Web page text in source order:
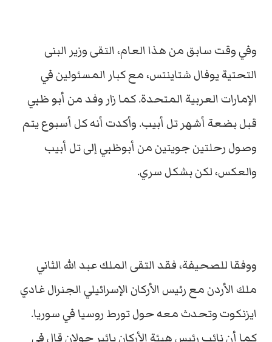
وفي وقت سابق من هذا العام، التقى وزير البنى
التحتية يوفال شتاينتس، مع كبار المسئولين في
الإمارات العربية المتحدة. كما زار وفد من أبو ظبي
قبل بضعة أشهر تل أبيب. وأكدت أنه كل أسبوع يتم
وصول رحلتين جويتين من أبوظبي إلى تل أبيب
والعكس، لكن بشكل سري.
ووفقا للصحيفة، فقد التقى الملك عبد الله الثاني
ملك الأردن مع رئيس الأركان الإسرائيلي الجنرال غادي
ايزنكوت وتحدث معه حول تورط روسيا في سوريا.
كما أن نائب رئيس هيئة الأركان يائير جولان قال في